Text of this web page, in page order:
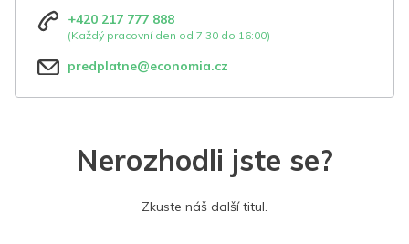
+420 217 777 888
(Každý pracovní den od 7:30 do 16:00)
predplatne@economia.cz
Nerozhodli jste se?
Zkuste náš další titul.